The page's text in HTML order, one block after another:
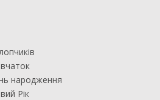
народження
Рік